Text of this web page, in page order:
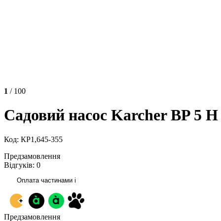
1 / 100
Садовий насос Karcher BP 5
Код: КР1,645-355
Предзамовлення
Відгуків: 0
Оплата частинами i
Предзамовлення